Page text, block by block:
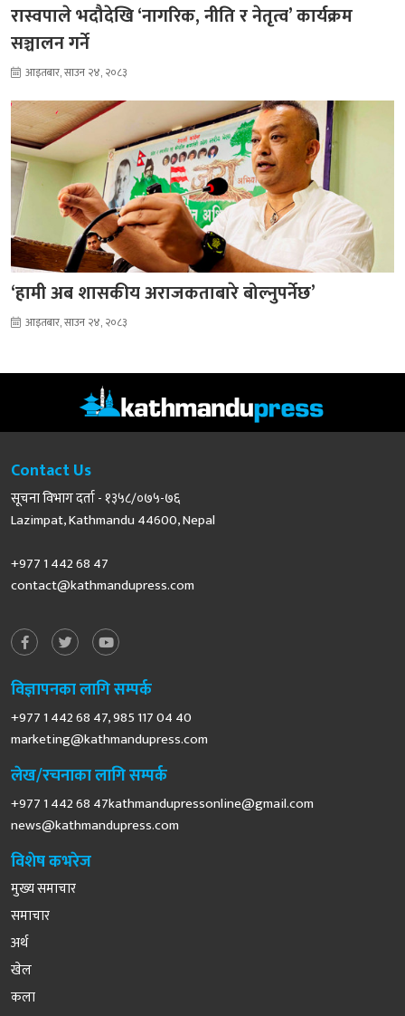
रास्वपाले भदौदेखि ‘नागरिक, नीति र नेतृत्व’ कार्यक्रम
सञ्चालन गर्ने
आइतबार, साउन २४, २०८३
‘हामी अब शासकीय अराजकताबारे बोल्नुपर्नेछ’
आइतबार, साउन २४, २०८३
Contact Us
सूचना विभाग दर्ता - १३५८/०७५-७६
Lazimpat, Kathmandu 44600, Nepal
+977 1 442 68 47
contact@kathmandupress.com
विज्ञापनका लागि सम्पर्क
+977 1 442 68 47, 985 117 04 40
marketing@kathmandupress.com
लेख/रचनाका लागि सम्पर्क
+977 1 442 68 47kathmandupressonline@gmail.com
news@kathmandupress.com
विशेष कभरेज
मुख्य समाचार
समाचार
अर्थ
खेल
कला